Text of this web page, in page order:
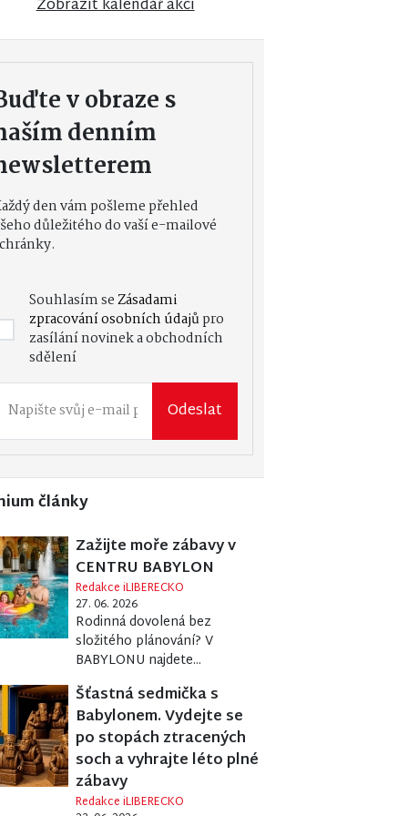
Zobrazit kalendář akcí
v obraze s
denním
den vám pošleme přehled
důležitého do vaší e-mailové
Souhlasím seZásadami
zpracování osobních údajůpro
zasílání novinek a obchodních
sdělení
Odeslat
články
Zažijte moře zábavy v
CENTRU BABYLON
Redakce iLIBERECKO
27. 06. 2026
Rodinná dovolená bez
složitého plánování? V
BABYLONU najdete...
Šťastná sedmička s
Babylonem. Vydejte se
po stopách ztracených
soch a vyhrajte léto plné
zábavy
Redakce iLIBERECKO